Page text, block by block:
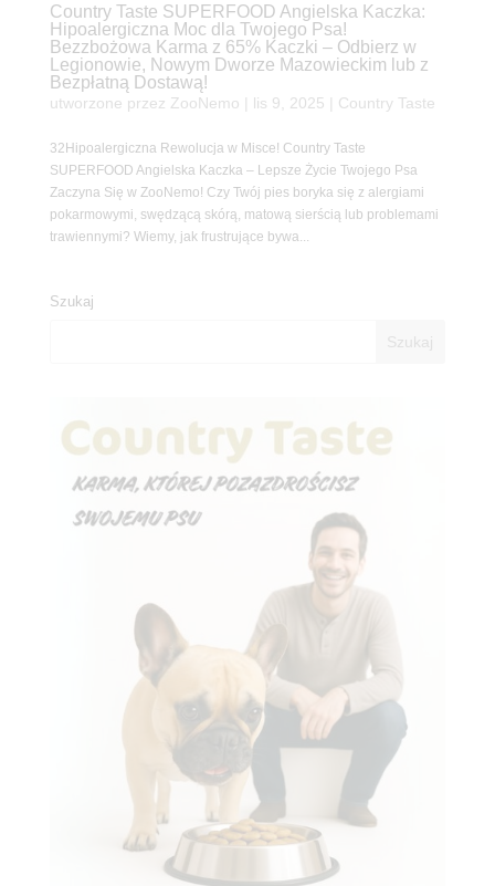
Country Taste SUPERFOOD Angielska Kaczka:
Hipoalergiczna Moc dla Twojego Psa!
Bezzbożowa Karma z 65% Kaczki – Odbierz w
Legionowie, Nowym Dworze Mazowieckim lub z
Bezpłatną Dostawą!
utworzone przez ZooNemo lis 9, 2025 Country Taste
32Hipoalergiczna Rewolucja w Misce! Country Taste
SUPERFOOD Angielska Kaczka – Lepsze Życie Twojego Psa
Zaczyna Się w ZooNemo! Czy Twój pies boryka się z alergiami
pokarmowymi, swędzącą skórą, matową sierścią lub problemami
trawiennymi? Wiemy, jak frustrujące bywa...
Szukaj